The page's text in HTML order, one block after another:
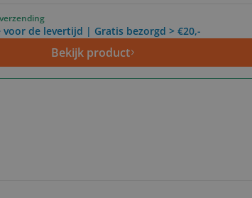
voor de levertijd | Gratis bezorgd > €20,-
Bekijk product